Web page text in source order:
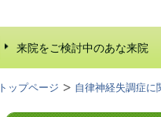
来院をご検討中のあな来院
トップページ 自律神経失調症に